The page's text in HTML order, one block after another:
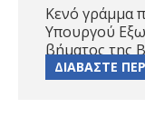
Κενό γράμμα
Υπουργού
βήματος της
ΔΙΑΒΑΣΤΕ